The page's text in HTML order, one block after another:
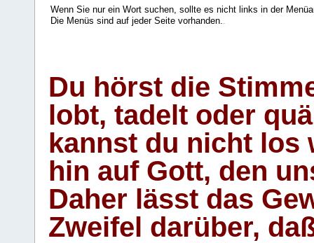
Wenn Sie nur ein Wort suchen, sollte es nicht links in der
Die Menüs sind auf jeder Seite vorhanden..
Du hörst die
lobt, tadelt oder
kannst du nicht los
hin auf Gott, den
Daher lässt das
Zweifel darüber,